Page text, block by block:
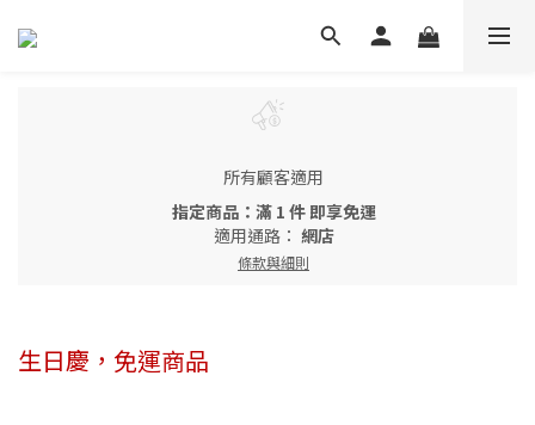
所有顧客適用
指定商品：滿 1 件 即享免運
適用通路： 網店
條款與細則
生日慶，免運商品